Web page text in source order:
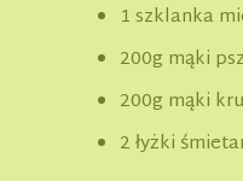
1 szklanka
200g mąki
200g mąki
2 łyżki